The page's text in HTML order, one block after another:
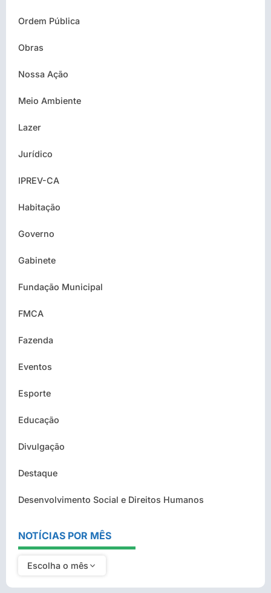
Ordem Pública
Obras
Nossa Ação
Meio Ambiente
Lazer
Jurídico
IPREV-CA
Habitação
Governo
Gabinete
Fundação Municipal
FMCA
Fazenda
Eventos
Esporte
Educação
Divulgação
Destaque
Desenvolvimento Social e Direitos Humanos
NOTÍCIAS POR MÊS
Escolha o mês